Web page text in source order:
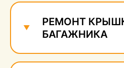
РЕМОНТ
БАГАЖНИКА